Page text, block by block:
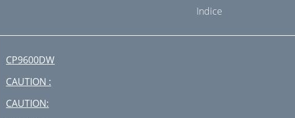
Indice
CP9600DW
CAUTION :
CAUTION: